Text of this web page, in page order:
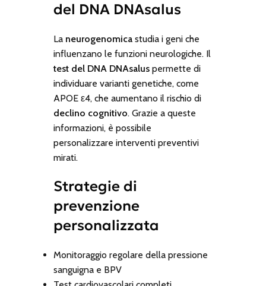
del DNA DNAsalus
La neurogenomicastudia i geni che
influenzano le funzioni neurologiche. Il
test del DNA DNAsaluspermette di
individuare varianti genetiche, come
APOE ε4, che aumentano il rischio di
declino cognitivo. Grazie a queste
informazioni, è possibile
personalizzare interventi preventivi
mirati.
Strategie di
prevenzione
personalizzata
Monitoraggio regolare della pressione
sanguigna e BPV